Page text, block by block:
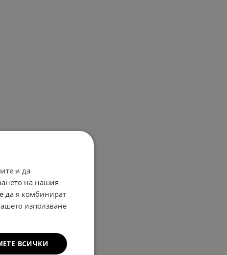
и да
на нашия
да я комбинират
използване
ВСИЧКИ